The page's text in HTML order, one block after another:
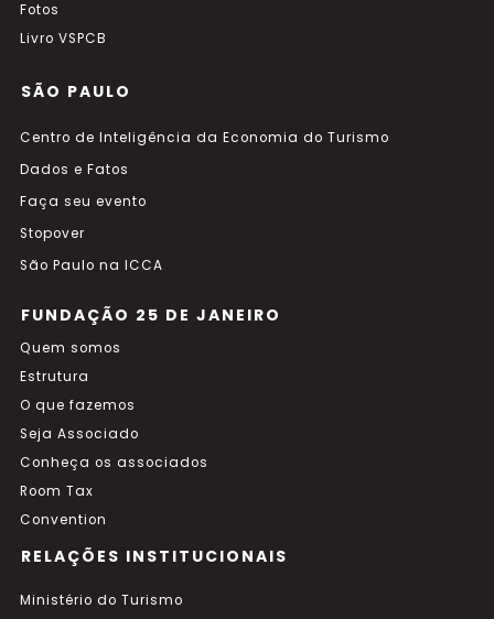
Fotos
Livro VSPCB
SÃO PAULO
Centro de Inteligência da Economia do Turismo
Dados e Fatos
Faça seu evento
Stopover
São Paulo na ICCA
FUNDAÇÃO 25 DE JANEIRO
Quem somos
Estrutura
O que fazemos
Seja Associado
Conheça os associados
Room Tax
Convention
RELAÇÕES INSTITUCIONAIS
Ministério do Turismo